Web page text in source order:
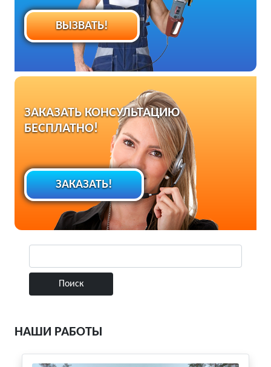
ВЫЗВАТЬ!
ЗАКАЗАТЬ КОНСУЛЬТАЦИЮ
БЕСПЛАТНО!
ЗАКАЗАТЬ!
НАШИ РАБОТЫ